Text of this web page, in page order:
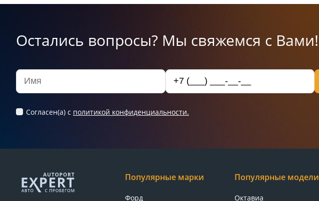
Остались вопросы? Мы свяжемся с Вами!
Согласен(а) c политикой конфиденциальности.
Популярные марки
Форд
Популярные модели
Октавиа